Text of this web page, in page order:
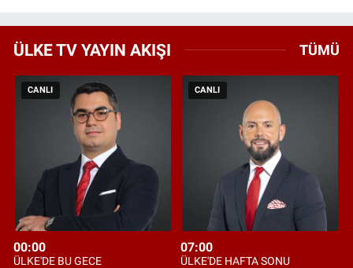
ÜLKE TV YAYIN AKIŞI TÜMÜ
CANLI
00:00
ÜLKE'DE BU GECE
CANLI
07:00
ÜLKE'DE HAFTA SONU